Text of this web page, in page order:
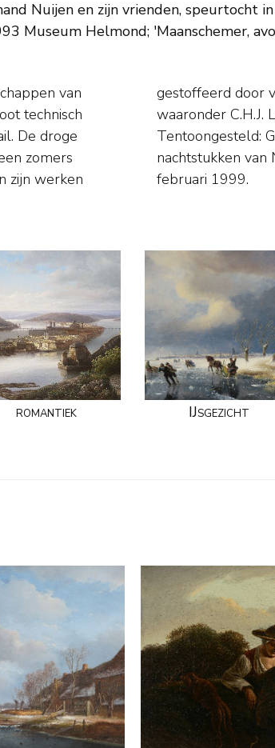
Nuijen en zijn vrienden, speurtocht
Museum Helmond; 'Maanschemer,
van
technisch
De droge
zomers
zijn werken
leerlingen,
Jongkind.
avond- en
1998 tot
februari 1999.
romantiek IJsgezicht